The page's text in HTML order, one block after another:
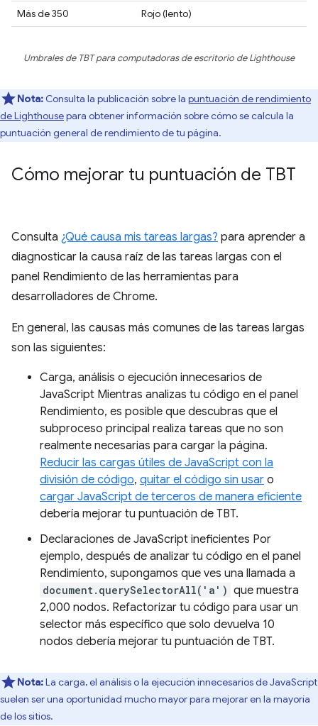
Más de 350 Rojo (lento)
Umbrales de TBT para computadoras de escritorio de Lighthouse
Nota: Consulta la publicación sobre la puntuación de rendimiento
de Lighthousepara obtener información sobre cómo se calcula la
puntuación general de rendimiento de tu página.
Cómo mejorar tu puntuación de TBT
Consulta ¿Qué causa mis tareas largas? para aprender a
diagnosticar la causa raíz de las tareas largas con el
panel Rendimiento de las herramientas para
desarrolladores de Chrome.
En general, las causas más comunes de las tareas largas
son las siguientes:
Carga, análisis o ejecución innecesarios de
JavaScript Mientras analizas tu código en el panel
Rendimiento, es posible que descubras que el
subproceso principal realiza tareas que no son
realmente necesarias para cargar la página.
Reducir las cargas útiles de JavaScript con la
división de código, quitar el código sin usar o
cargar JavaScript de terceros de manera eficiente
debería mejorar tu puntuación de TBT.
Declaraciones de JavaScript ineficientes Por
ejemplo, después de analizar tu código en el panel
Rendimiento, supongamos que ves una llamada a
document.querySelectorAll('a') que muestra
2,000 nodos. Refactorizar tu código para usar un
selector más específico que solo devuelva 10
nodos debería mejorar tu puntuación de TBT.
Nota:La carga, el análisis o la ejecución innecesarios de JavaScript
suelen ser una oportunidad mucho mayor para mejorar en la mayoría
de los sitios.